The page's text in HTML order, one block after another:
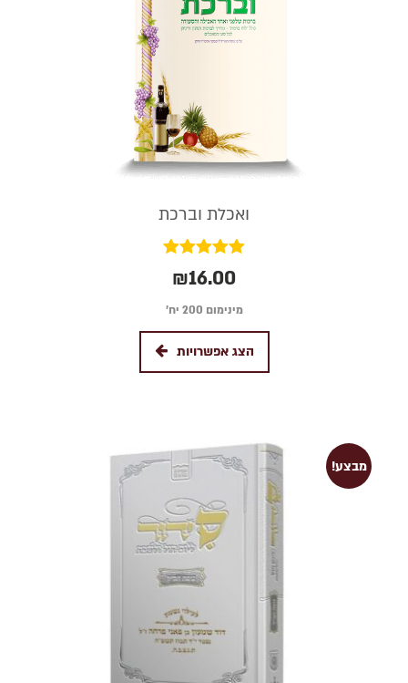
ואכלת וברכת
דורג
5.00
₪16.00
מינימום 200 יח׳
הצג אפשרויות
מבצע!